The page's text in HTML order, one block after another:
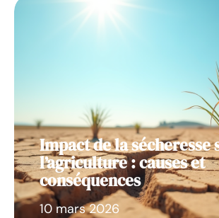
Impact de la sécheresse
l’agriculture : causes et
conséquences
10 mars 2026